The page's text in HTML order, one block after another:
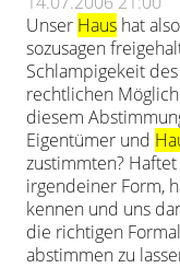
Unser Haus hat
sozusagen
Schlampigekeit
rechtlichen
diesem
Eigentümer und
zustimmten?
irgendeiner Form,
kennen und uns
die richtigen
abstimmen zu